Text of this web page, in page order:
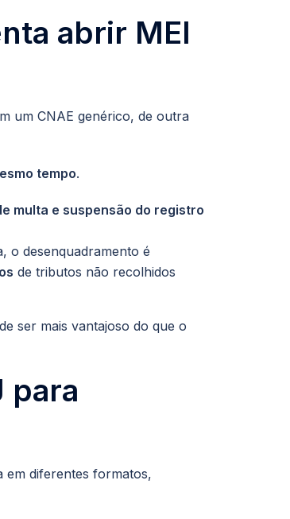
abrir MEI
um CNAE genérico, de outra
tempo.
multa e suspensão do registro
o desenquadramento é
de tributos não recolhidos
ser mais vantajoso do que o
para
em diferentes formatos,